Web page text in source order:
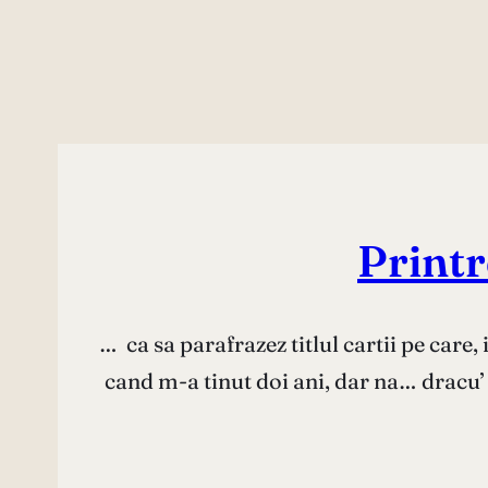
… ca sa parafrazez titlul cartii pe care,
cand m-a tinut doi ani, dar na…